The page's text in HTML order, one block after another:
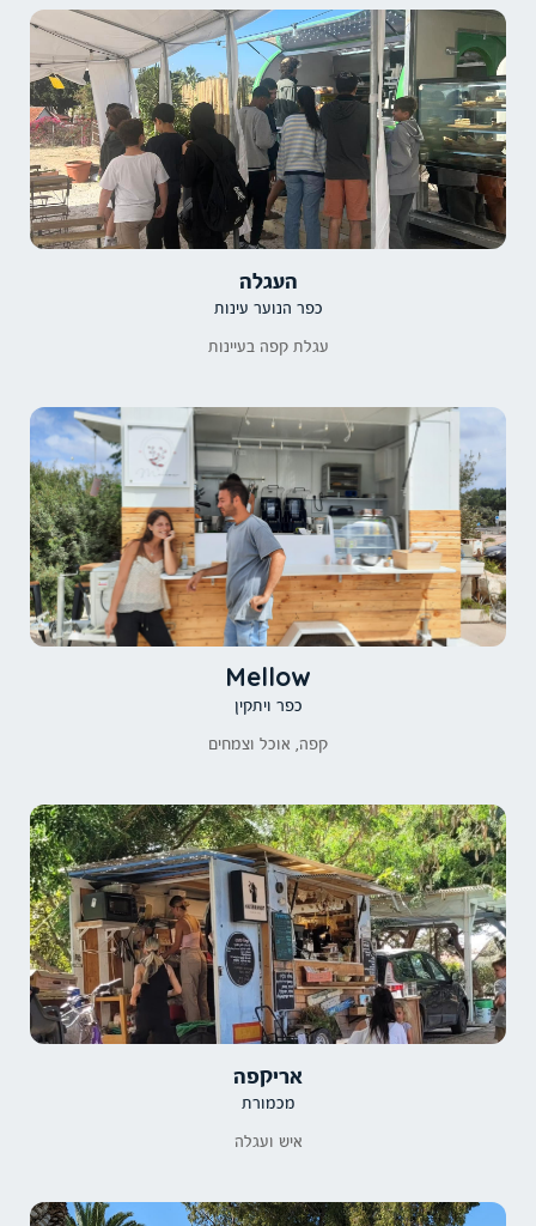
העגלה
כפר הנוער עינות
עגלת קפה בעיינות
Mellow
כפר ויתקין
קפה, אוכל וצמחים
אריקפה
מכמורת
איש ועגלה